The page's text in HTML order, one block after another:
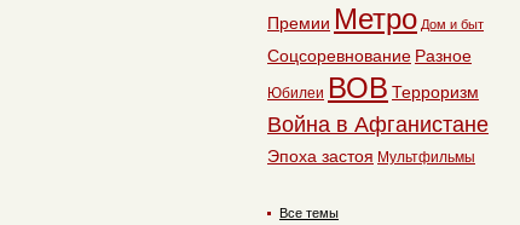
Премии Метро Дом и быт
Соцсоревнование Разное
Юбилеи ВОВ Терроризм
Война в Афганистане
Эпоха застоя Мультфильмы
Все темы